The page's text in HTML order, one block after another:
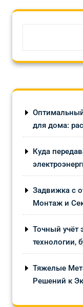
для дома:
Куда
Задвижка с
Монтаж и
Точный учёт
технологии,
Тяжелые
Решений к